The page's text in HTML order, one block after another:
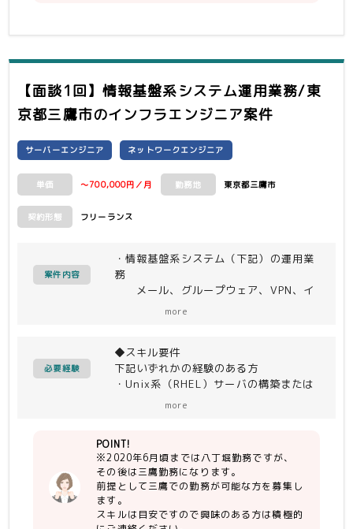
→ 目安：1年以上の実務経験また
・Windows系サーバの構築または運用
管理経験
→目安： 3年以上の実務経験また
はそれに準ずる知見がある
験
【面談1回】情報基盤系システム運用業務/東
京都三鷹市のインフラエンジニア案件
サーバーエンジニア ネットワークエンジニア
単価 ～700,000円／月 勤務地 東京都三鷹市
契約形態 フリーランス
案件内容
・情報基盤系システム（下記）の運用業
務
メール、グループウェア、VPN、イ
OS：WindowsServer、RHEL
DB：SQL Server
MW：Exchange、BIND、Postfix、
i-Filter、IWSVA、IMSVA、
more
必要経験
◆スキル要件
下記いずれかの経験のある方
・Unix系（RHEL）サーバの構築または
・監視ツール（JP1、特にJP1/AJS）の
運用経験
→ 目安：1年以上の実務経験またはそ
れに準ずる知見がある方
【尚可】
more
POINT!
※2020年6月頃までは八丁堀勤務ですが、
その後は三鷹勤務になります。
前提として三鷹での勤務が可能な方を募集し
ます。
スキルは目安ですので興味のある方は積極的